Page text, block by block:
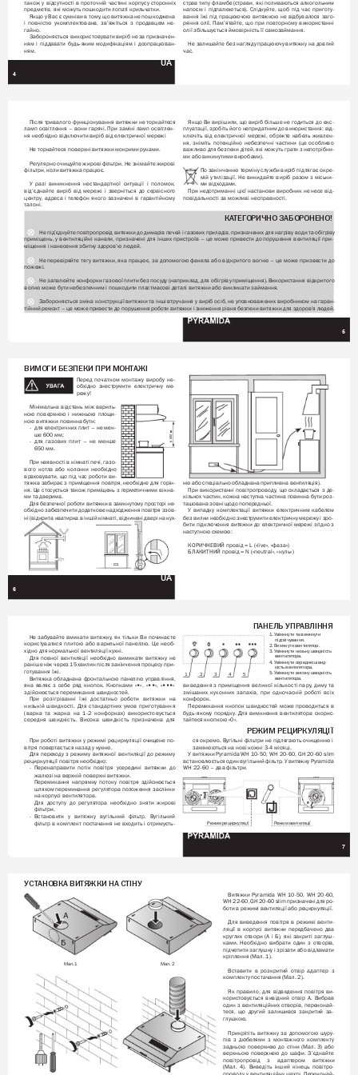
також у відсутності в проточній частині корпусу сторонніх страв типу фламбе (страви, які поливаються алкогольним
предметів, які можуть пошкодити лопаті крильчатки. напоєм і підпалюються). Слідкуйте, щоб під час приготу-
Якщо у Вас є сумніви в тому, що витяжка не пошкоджена вання їжі під працюючою витяжкою не відбувалося заго-
і повністю укомплектована, зв’яжіться з продавцем не- ряння олії. Пам’ятайте, що при повторному використанні
гайно. олії збільшується ймовірність її самозаймання.
Забороняється використовувати виріб не за призначен-
ням і піддавати будь-яким модифікаціям і доопрацюван- Не залишайте без нагляду працюючу витяжку на довгий
ням.
час.
UA
4
Після тривалого функціонування витяжки не торкайтеся Якщо Ви вирішили, що виріб більше не годиться до екс-
ламп освітлення – вони гарячі. При заміні ламп освітлен- плуатації, зробіть його непридатним до використання: від-
ня необхідно відключити виріб від електричної мережі ключіть від електричної мережі, обріжте кабель живлен-
ня,
зніміть потенційно небезпечні частини (це особливо
Не торкайтеся поверхні витяжки мокрими руками. важливо для безпеки дітей, які можуть грати з непотрібни-
ми або викинутими виробами).
Регулярно очищуйте жирові фільтри. Не знімайте жирові
фільтри, коли витяжка працює. По закінченню терміну служби виріб підлягає окре-
мій утилізації. Не викидайте виріб разом з міськи-
У разі виникнення нестандартної ситуації і поломок, ми відходами.
від’єднайте виріб від мережі і зверніться до сервісного При недотриманні цієї настанови виробник не несе від-
центру, адреса і телефон якого зазначені в гарантійному
повідальності за можливі несправності.
талоні.
КАТЕГОРИЧНО ЗАБОРОНЕНО!
Не під’єднуйте повітропровід витяжки до димарів печей і газових приладів, призначених для нагріву води та обігріву
приміщень, у вентиляційні канали, призначені для інших пристроїв – це може привести до порушення вентиляції при-
міщення і нанесення збитку здоров’ю людей.
 Не перевіряйте тягу витяжки, яка працює, за допомогою факела або відкритого вогню – це може призвести до
пожежі.
 Не запалюйте конфорки газової плити без посуду (наприклад, для обігріву приміщення). Використання відкритого
вогню може бути небезпечним і пошкодити пластмасові деталі витяжки або викликати займання.
 Забороняється зміна конструкції витяжки та інші втручання у виріб осіб, не уповноважених виробником на гаран-
тійний ремонт – це може привести до порушення роботи витяжки і зниження рівня безпеки витяжки для здоров’я людей.
5
ВИМОГИ БЕЗПЕКИ ПРИ МОНТАЖІ
Перед початком монтажу виробу не-
обхідно знеструмити електричну ме-
режу!
Мінімальна відстань між вариль-
ною поверхнею і нижньою площи-
ною витяжки повинна бути:
- для електричних плит – не мен-
ше 600 мм; ≥ 650 мм
- для газових плит – не менше
650 мм.
При наявності в кімнаті печі, газо-
вого котла або колонки необхідно
враховувати, що під час роботи ви-
тяжка забирає з приміщення повітря, необхідне для горін- ню або спеціально обладнана припливна вентиляція).
ня. Це стосується також приміщень з герметичними вікна- При використанні повітропроводу, що складається з де-
ми та дверима.
кількох частин, кожна наступна частина повинна бути роз-
Для безпечної роботи витяжки в замкнутому просторі не- ташована зовні щодо попередньої.
обхідно забезпечити додаткове надходження повітря ззов- У випадку комплектації витяжки електричним кабелем
ні (відкрита кватирка в іншій кімнаті, відчинені двері на кух- без вилки необхідно знеструмити електричну мережу і зро-
бити підключення витяжки до електричної мережі згідно з
наступною схемою:
КОРИЧНЕВИЙ провід = L («live», «фаза»)
БЛАКИТНИЙ провід = N («neutral», «нуль»)
UA
6
ПАНЕЛЬ УПРАВЛІННЯ
1. Увімкнути та вимкнути
Не забувайте вмикати витяжку, як тільки Ви починаєте підсвічування.
користуватися плитою або варильної панеллю. Це необ- 2. Вимкнути вентилятор.
хідно для нормальної вентиляції кухні. 3. Увімкнути низьку швидкість
вентилятора.
Для повної вентиляції необхідно вимикати витяжку не
4. Увімкнути середню швид-
раніше ніж через 15 хвилин після закінчення процесу при- кість вентилятора.
готування їжі. 5. Увімкнути високу швидкість
1 2 4
3 5
Витяжка обладнана фронтальною панеллю управління, вентилятора.
яка являє з себе ряд кнопок. Кнопками «•», «••», «•••» виведення з приміщення великої кількості пару, диму та
здійснюється перемикання швидкостей. змішаних кухонних запахів, при одночасній роботі всіх
При
розігріванні їжі достатньо роботи витяжки на конфорок.
низькій швидкості. Для стандартних умов приготування Перемикання кнопок швидкостей може проводиться в
(варка та жарка на 1-2 конфорках) використовується будь-якому порядку. Для вимкнення вентилятора скорис-
середня швидкість. Висока швидкість призначена для тайтеся кнопкою «0».
РЕЖИМ РЕЦИРКУЛЯЦІЇ
При роботі витяжки у режимі рециркуляції очищене по- ся окремо. Вугільні фільтри не підлягають очищенню і
вітря повертається назад у кухню.
замінюються на нові кожні 3-4 місяці.
Для переходу з режиму витяжної вентиляції до режиму У витяжки Pyramida WH 10-50, WH 20-60, GH 20-60 slim
рециркуляції повітря необхідно: встановлюється один вугільний фільтр. У витяжку Pyramida
-
Перенаправити потік повітря усередині витяжки до WH 22-60 – два фільтри.
жалюзі на верхній поверхні витяжки.
Перемикання напрямку потоку повітря здійснюється
шляхом перемикання регулятора положення заслінки
на корпусі вентилятора.
Для
доступу до регулятора необхідно зняти жирові
фільтри.
- Встановити у витяжку вугільний фільтр. Вугільний
фільтр в комплект постачання не входить і отримуєть- Режим рециркуляції Режим вентиляції
7
УСТАНОВКА ВИТЯЖКИ НА СТІНУ
Витяжки Pyramida WH 10-50, WH 20-60,
WH 22-60, GH 20-60 slim призначені для ро-
боти в режимі вентиляції або рециркуляції.
А
Для виведення повітря в режимі венти-
ляції в корпусі витяжки передбачено два
круглих отвори (А і Б), які закриті заглуш-
Б ками. Необхідно вибрати один з отворів,
підчепити заглушку і зрізати або відламати
кріплення (Мал. 1).
Мал. 1 Мал. 2
Вставити в розкритий отвір адаптер з
комплекту постачання (Мал. 2).
Як правило, для відведення повітря ви-
користовується вивідний отвір А.
Вибрав
один з вентиляційних отворів, переконай-
теся, що другий залишився закритий за-
глушкою.
Прикріпіть витяжку за допомогою шуру-
пів з дюбелями з монтажного комплекту
задньою поверхнею до стіни (Мал. 3) або
верхньою поверхнею до шафи. З’єднайте
повітропровід
з адаптером витяжки
(Мал. 4). Виведіть інший кінець повітро-
проводу у вентиляційну шахту. Переконай-